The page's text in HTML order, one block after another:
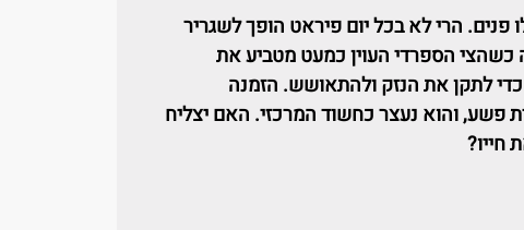
הרי לא בכל יום פיראט הופך לשגריר
הספרדי העוין כמעט מטביע את
כדי לתקן את הנזק ולהתאושש. הזמנה
פשע, והוא נעצר כחשוד המרכזי. האם יצליח
חייו?